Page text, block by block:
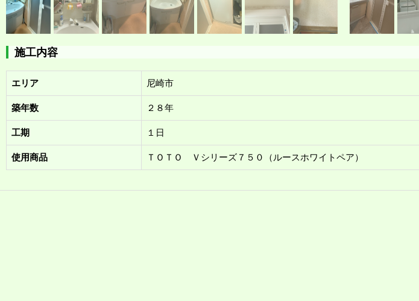
施工内容
エリア 尼崎市
築年数 ２８年
工期 １日
使用商品 ＴＯＴＯ Ｖシリーズ７５０（ルースホワイトペア）